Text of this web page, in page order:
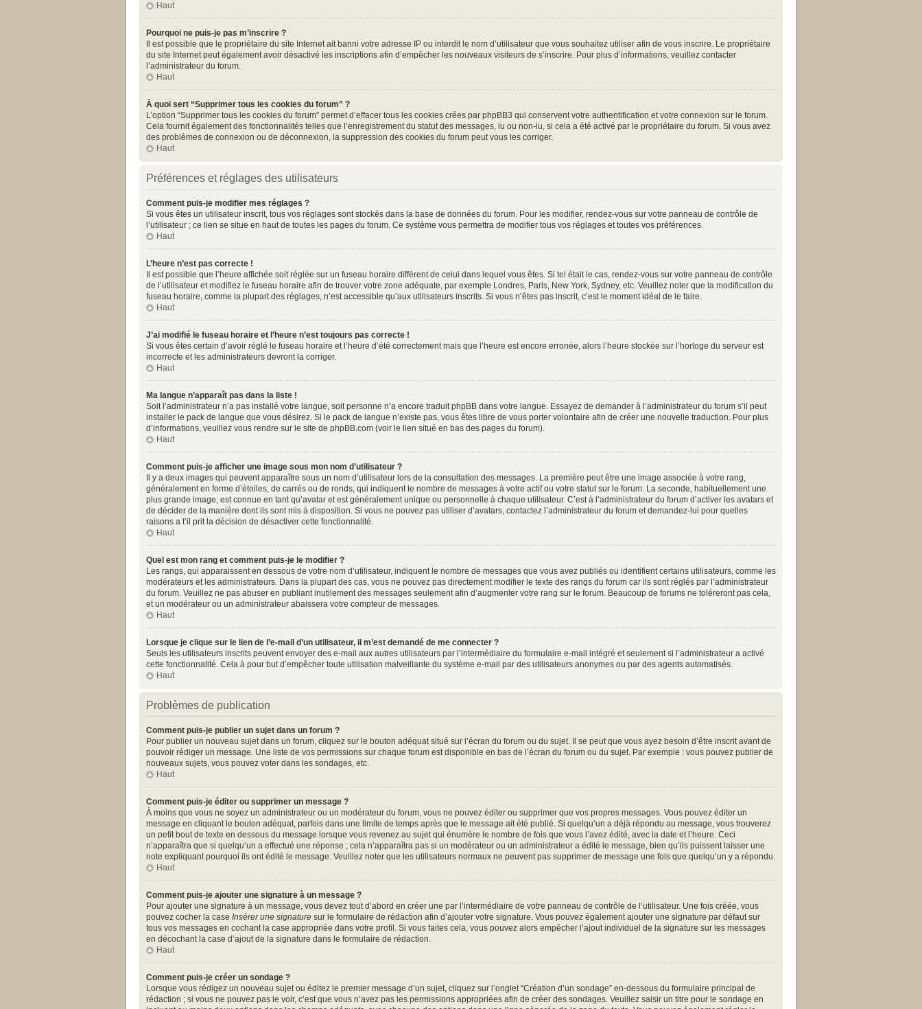
Haut
Pourquoi ne puis-je pas m’inscrire ?
Il est possible que le propriétaire du site Internet ait banni votre adresse IP ou interdit le nom d’utilisateur que vous souhaitez utiliser afin de vous inscrire. Le propriétaire
du site Internet peut également avoir désactivé les inscriptions afin d’empêcher les nouveaux visiteurs de s’inscrire. Pour plus d’informations, veuillez contacter
l’administrateur du forum.
Haut
À quoi sert “Supprimer tous les cookies du forum” ?
L’option “Supprimer tous les cookies du forum” permet d’effacer tous les cookies crées par phpBB3 qui conservent votre authentification et votre connexion sur le forum.
Cela fournit également des fonctionnalités telles que l’enregistrement du statut des messages, lu ou non-lu, si cela a été activé par le propriétaire du forum. Si vous avez
des problèmes de connexion ou de déconnexion, la suppression des cookies du forum peut vous les corriger.
Haut
Préférences et réglages des utilisateurs
Comment puis-je modifier mes réglages ?
Si vous êtes un utilisateur inscrit, tous vos réglages sont stockés dans la base de données du forum. Pour les modifier, rendez-vous sur votre panneau de contrôle de
l’utilisateur ; ce lien se situe en haut de toutes les pages du forum. Ce système vous permettra de modifier tous vos réglages et toutes vos préférences.
Haut
L’heure n’est pas correcte !
Il est possible que l’heure affichée soit réglée sur un fuseau horaire différent de celui dans lequel vous êtes. Si tel était le cas, rendez-vous sur votre panneau de contrôle
de l’utilisateur et modifiez le fuseau horaire afin de trouver votre zone adéquate, par exemple Londres, Paris, New York, Sydney, etc. Veuillez noter que la modification du
fuseau horaire, comme la plupart des réglages, n’est accessible qu’aux utilisateurs inscrits. Si vous n’êtes pas inscrit, c’est le moment idéal de le faire.
Haut
J’ai modifié le fuseau horaire et l’heure n’est toujours pas correcte !
Si vous êtes certain d’avoir réglé le fuseau horaire et l’heure d’été correctement mais que l’heure est encore erronée, alors l’heure stockée sur l’horloge du serveur est
incorrecte et les administrateurs devront la corriger.
Haut
Ma langue n’apparaît pas dans la liste !
Soit l’administrateur n’a pas installé votre langue, soit personne n’a encore traduit phpBB dans votre langue. Essayez de demander à l’administrateur du forum s’il peut
installer le pack de langue que vous désirez. Si le pack de langue n’existe pas, vous êtes libre de vous porter volontaire afin de créer une nouvelle traduction. Pour plus
d’informations, veuillez vous rendre sur le site de phpBB.com (voir le lien situé en bas des pages du forum).
Haut
Comment puis-je afficher une image sous mon nom d’utilisateur ?
Il y a deux images qui peuvent apparaître sous un nom d’utilisateur lors de la consultation des messages. La première peut être une image associée à votre rang,
généralement en forme d’étoiles, de carrés ou de ronds, qui indiquent le nombre de messages à votre actif ou votre statut sur le forum. La seconde, habituellement une
plus grande image, est connue en tant qu’avatar et est généralement unique ou personnelle à chaque utilisateur. C’est à l’administrateur du forum d’activer les avatars et
de décider de la manière dont ils sont mis à disposition. Si vous ne pouvez pas utiliser d’avatars, contactez l’administrateur du forum et demandez-lui pour quelles
raisons a t’il prit la décision de désactiver cette fonctionnalité.
Haut
Quel est mon rang et comment puis-je le modifier ?
Les rangs, qui apparaissent en dessous de votre nom d’utilisateur, indiquent le nombre de messages que vous avez publiés ou identifient certains utilisateurs, comme les
modérateurs et les administrateurs. Dans la plupart des cas, vous ne pouvez pas directement modifier le texte des rangs du forum car ils sont réglés par l’administrateur
du forum. Veuillez ne pas abuser en publiant inutilement des messages seulement afin d’augmenter votre rang sur le forum. Beaucoup de forums ne toléreront pas cela,
et un modérateur ou un administrateur abaissera votre compteur de messages.
Haut
Lorsque je clique sur le lien de l’e-mail d’un utilisateur, il m’est demandé de me connecter ?
Seuls les utilisateurs inscrits peuvent envoyer des e-mail aux autres utilisateurs par l’intermédiaire du formulaire e-mail intégré et seulement si l’administrateur a activé
cette fonctionnalité. Cela à pour but d’empêcher toute utilisation malveillante du système e-mail par des utilisateurs anonymes ou par des agents automatisés.
Haut
Problèmes de publication
Comment puis-je publier un sujet dans un forum ?
Pour publier un nouveau sujet dans un forum, cliquez sur le bouton adéquat situé sur l’écran du forum ou du sujet. Il se peut que vous ayez besoin d’être inscrit avant de
pouvoir rédiger un message. Une liste de vos permissions sur chaque forum est disponible en bas de l’écran du forum ou du sujet. Par exemple : vous pouvez publier de
nouveaux sujets, vous pouvez voter dans les sondages, etc.
Haut
Comment puis-je éditer ou supprimer un message ?
À moins que vous ne soyez un administrateur ou un modérateur du forum, vous ne pouvez éditer ou supprimer que vos propres messages. Vous pouvez éditer un
message en cliquant le bouton adéquat, parfois dans une limite de temps après que le message ait été publié. Si quelqu’un a déjà répondu au message, vous trouverez
un petit bout de texte en dessous du message lorsque vous revenez au sujet qui énumère le nombre de fois que vous l’avez édité, avec la date et l’heure. Ceci
n’apparaîtra que si quelqu’un a effectué une réponse ; cela n’apparaîtra pas si un modérateur ou un administrateur a édité le message, bien qu’ils puissent laisser une
note expliquant pourquoi ils ont édité le message. Veuillez noter que les utilisateurs normaux ne peuvent pas supprimer de message une fois que quelqu’un y a répondu.
Haut
Comment puis-je ajouter une signature à un message ?
Pour ajouter une signature à un message, vous devez tout d’abord en créer une par l’intermédiaire de votre panneau de contrôle de l’utilisateur. Une fois créée, vous
pouvez cocher la case Insérer une signature sur le formulaire de rédaction afin d’ajouter votre signature. Vous pouvez également ajouter une signature par défaut sur
tous vos messages en cochant la case appropriée dans votre profil. Si vous faites cela, vous pouvez alors empêcher l’ajout individuel de la signature sur les messages
en décochant la case d’ajout de la signature dans le formulaire de rédaction.
Haut
Comment puis-je créer un sondage ?
Lorsque vous rédigez un nouveau sujet ou éditez le premier message d’un sujet, cliquez sur l’onglet “Création d’un sondage” en-dessous du formulaire principal de
rédaction ; si vous ne pouvez pas le voir, c’est que vous n’avez pas les permissions appropriées afin de créer des sondages. Veuillez saisir un titre pour le sondage en